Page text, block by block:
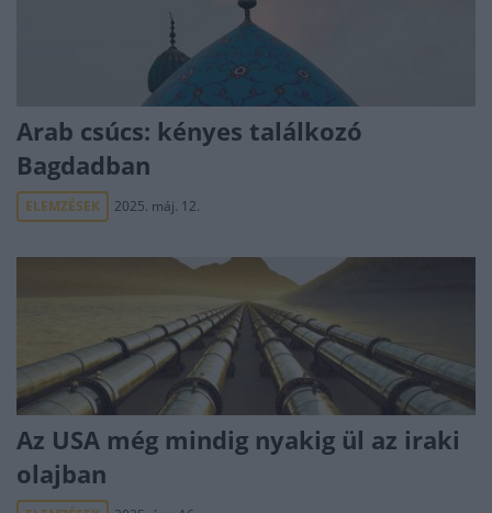
Arab csúcs: kényes találkozó
Bagdadban
ELEMZÉSEK 2025. máj. 12.
Az USA még mindig nyakig ül az iraki
olajban